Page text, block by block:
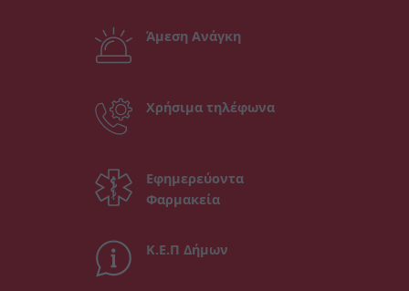
Άμεση Ανάγκη
Χρήσιμα τηλέφωνα
Εφημερεύοντα
Φαρμακεία
Κ.Ε.Π Δήμων